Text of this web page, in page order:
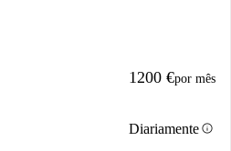
1200 €por mês
Diariamenteinfo